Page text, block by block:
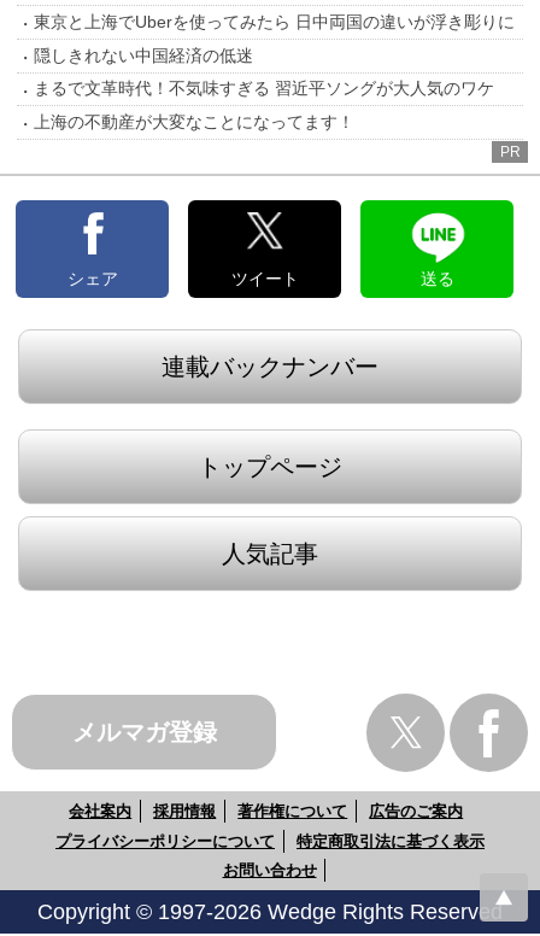
東京と上海でUberを使ってみたら 日中両国の違いが浮き彫りに
隠しきれない中国経済の低迷
まるで文革時代！不気味すぎる 習近平ソングが大人気のワケ
上海の不動産が大変なことになってます！
PR
シェア ツイート 送る
連載バックナンバー
トップページ
人気記事
メルマガ登録
会社案内 採用情報 著作権について
広告のご案内
プライバシーポリシーについて
特定商取引法に基づく表示
お問い合わせ
Copyright © 1997-2026 Wedge Rights Reserved